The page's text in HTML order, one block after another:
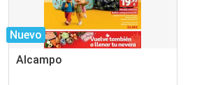
Nuevo
Alcampo